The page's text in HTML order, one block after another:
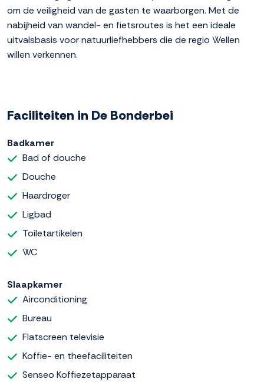
om de veiligheid van de gasten te waarborgen. Met de
nabijheid van wandel- en fietsroutes is het een ideale
uitvalsbasis voor natuurliefhebbers die de regio Wellen
willen verkennen.
Faciliteiten in De Bonderbei
Badkamer
Bad of douche
Douche
Haardroger
Ligbad
Toiletartikelen
WC
Slaapkamer
Airconditioning
Bureau
Flatscreen televisie
Koffie- en theefaciliteiten
Senseo Koffiezetapparaat